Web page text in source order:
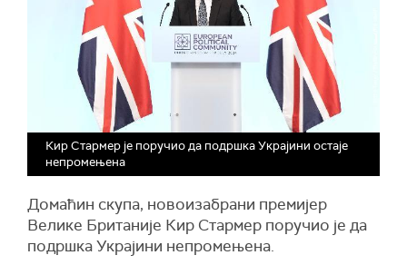
Кир Стармер је поручио да подршка Украјини остаје
непромењена
Домаћин скупа, новоизабрани премијер
Велике Британије Кир Стармер поручио је да
подршка Украјини непромењена.